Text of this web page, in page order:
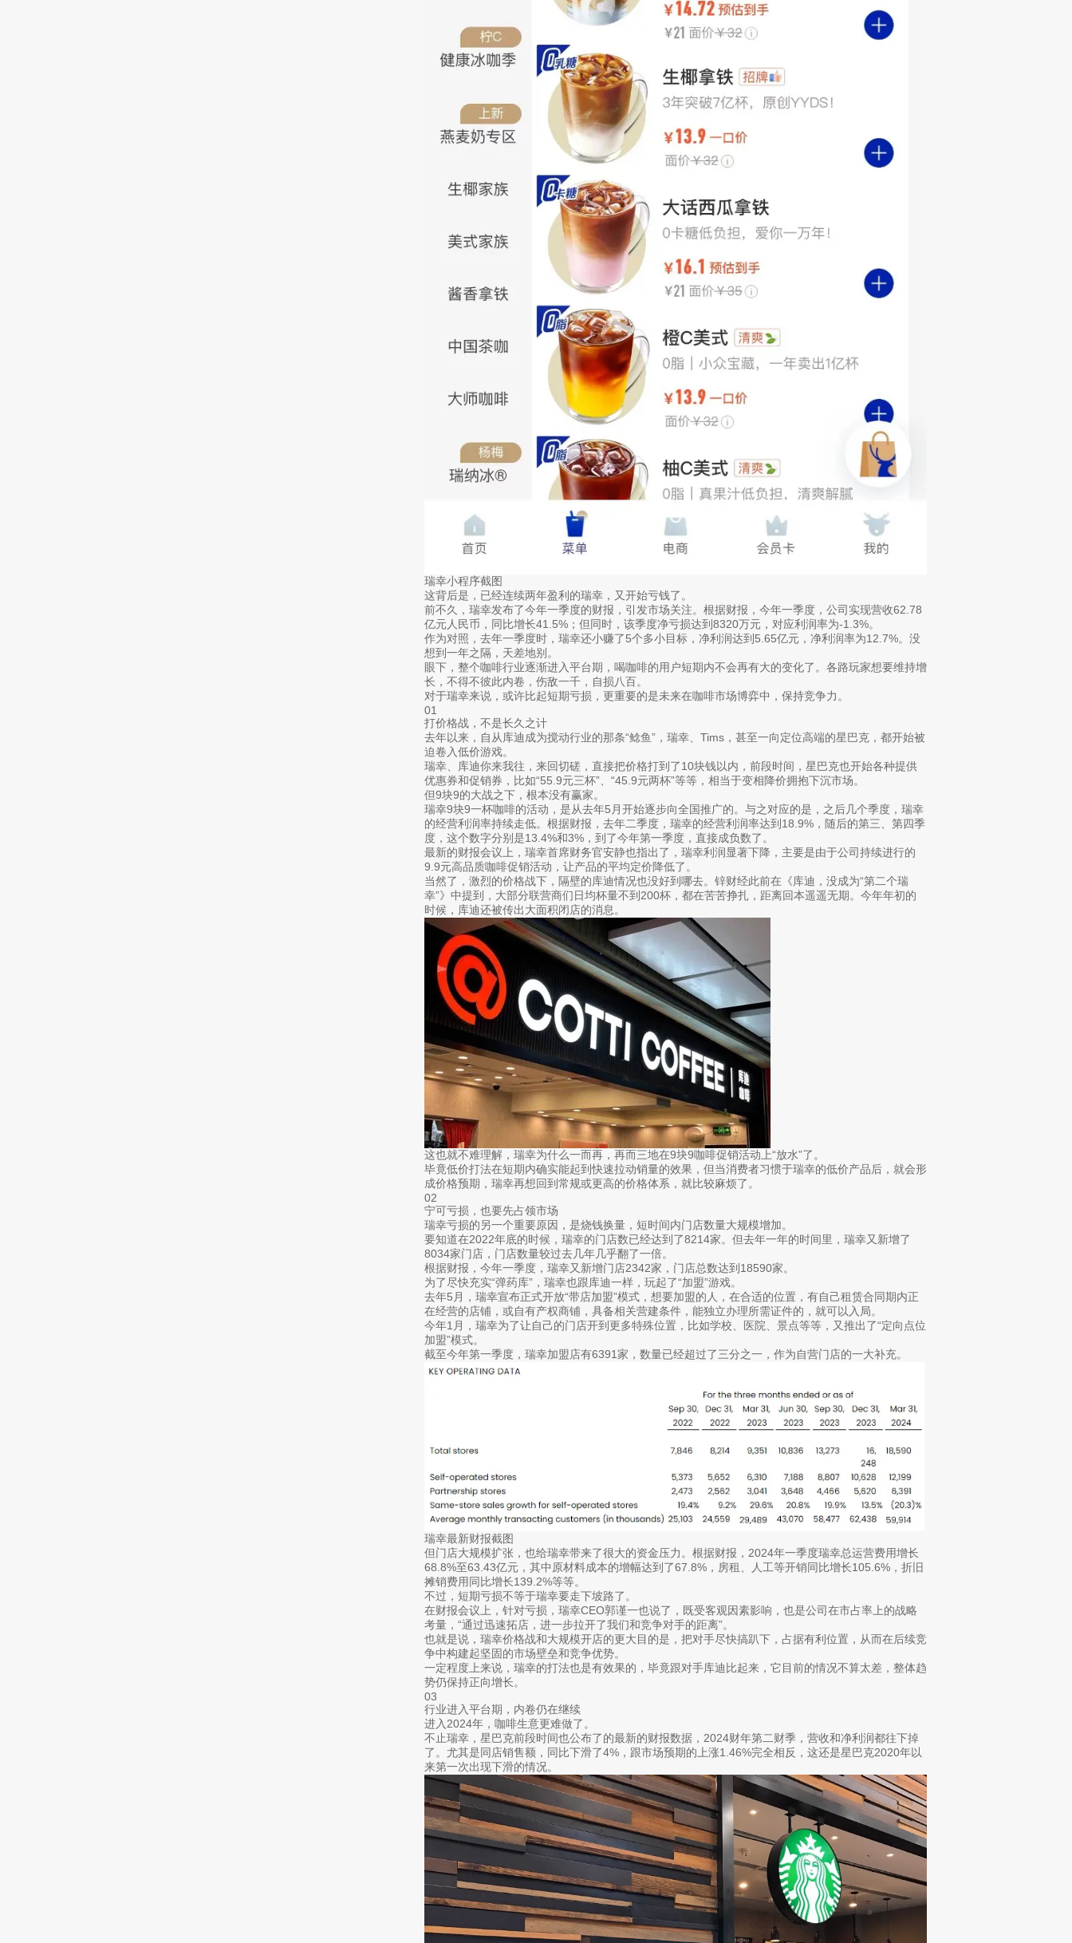
瑞幸小程序截图
这背后是，已经连续两年盈利的瑞幸，又开始亏钱了。
前不久，瑞幸发布了今年一季度的财报，引发市场关注。根据财报，今年一季度，公司实现营收62.78
亿元人民币，同比增长41.5%；但同时，该季度净亏损达到8320万元，对应利润率为-1.3%。
作为对照，去年一季度时，瑞幸还小赚了5个多小目标，净利润达到5.65亿元，净利润率为12.7%。没
想到一年之隔，天差地别。
眼下，整个咖啡行业逐渐进入平台期，喝咖啡的用户短期内不会再有大的变化了。各路玩家想要维持增
长，不得不彼此内卷，伤敌一千，自损八百。
对于瑞幸来说，或许比起短期亏损，更重要的是未来在咖啡市场博弈中，保持竞争力。
01
打价格战，不是长久之计
去年以来，自从库迪成为搅动行业的那条“鲶鱼”，瑞幸、Tims，甚至一向定位高端的星巴克，都开始被
迫卷入低价游戏。
瑞幸、库迪你来我往，来回切磋，直接把价格打到了10块钱以内，前段时间，星巴克也开始各种提供
优惠券和促销券，比如“55.9元三杯”、“45.9元两杯”等等，相当于变相降价拥抱下沉市场。
但9块9的大战之下，根本没有赢家。
瑞幸9块9一杯咖啡的活动，是从去年5月开始逐步向全国推广的。与之对应的是，之后几个季度，瑞幸
的经营利润率持续走低。根据财报，去年二季度，瑞幸的经营利润率达到18.9%，随后的第三、第四季
度，这个数字分别是13.4%和3%，到了今年第一季度，直接成负数了。
最新的财报会议上，瑞幸首席财务官安静也指出了，瑞幸利润显著下降，主要是由于公司持续进行的
9.9元高品质咖啡促销活动，让产品的平均定价降低了。
当然了，激烈的价格战下，隔壁的库迪情况也没好到哪去。锌财经此前在《库迪，没成为“第二个瑞
幸”》中提到，大部分联营商们日均杯量不到200杯，都在苦苦挣扎，距离回本遥遥无期。今年年初的
时候，库迪还被传出大面积闭店的消息。
这也就不难理解，瑞幸为什么一而再，再而三地在9块9咖啡促销活动上“放水”了。
毕竟低价打法在短期内确实能起到快速拉动销量的效果，但当消费者习惯于瑞幸的低价产品后，就会形
成价格预期，瑞幸再想回到常规或更高的价格体系，就比较麻烦了。
02
宁可亏损，也要先占领市场
瑞幸亏损的另一个重要原因，是烧钱换量，短时间内门店数量大规模增加。
要知道在2022年底的时候，瑞幸的门店数已经达到了8214家。但去年一年的时间里，瑞幸又新增了
8034家门店，门店数量较过去几年几乎翻了一倍。
根据财报，今年一季度，瑞幸又新增门店2342家，门店总数达到18590家。
为了尽快充实“弹药库”，瑞幸也跟库迪一样，玩起了“加盟”游戏。
去年5月，瑞幸宣布正式开放“带店加盟”模式，想要加盟的人，在合适的位置，有自己租赁合同期内正
在经营的店铺，或自有产权商铺，具备相关营建条件，能独立办理所需证件的，就可以入局。
今年1月，瑞幸为了让自己的门店开到更多特殊位置，比如学校、医院、景点等等，又推出了“定向点位
加盟”模式。
截至今年第一季度，瑞幸加盟店有6391家，数量已经超过了三分之一，作为自营门店的一大补充。
瑞幸最新财报截图
但门店大规模扩张，也给瑞幸带来了很大的资金压力。根据财报，2024年一季度瑞幸总运营费用增长
68.8%至63.43亿元，其中原材料成本的增幅达到了67.8%，房租、人工等开销同比增长105.6%，折旧
摊销费用同比增长139.2%等等。
不过，短期亏损不等于瑞幸要走下坡路了。
在财报会议上，针对亏损，瑞幸CEO郭谨一也说了，既受客观因素影响，也是公司在市占率上的战略
考量，“通过迅速拓店，进一步拉开了我们和竞争对手的距离”。
也就是说，瑞幸价格战和大规模开店的更大目的是，把对手尽快搞趴下，占据有利位置，从而在后续竞
争中构建起坚固的市场壁垒和竞争优势。
一定程度上来说，瑞幸的打法也是有效果的，毕竟跟对手库迪比起来，它目前的情况不算太差，整体趋
势仍保持正向增长。
03
行业进入平台期，内卷仍在继续
进入2024年，咖啡生意更难做了。
不止瑞幸，星巴克前段时间也公布了的最新的财报数据，2024财年第二财季，营收和净利润都往下掉
了。尤其是同店销售额，同比下滑了4%，跟市场预期的上涨1.46%完全相反，这还是星巴克2020年以
来第一次出现下滑的情况。